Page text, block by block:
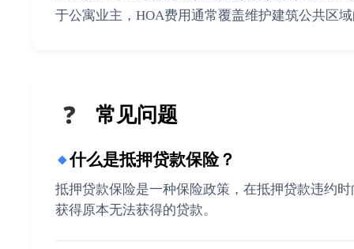
于公寓业主，HOA费用通常覆盖维护建筑公共区
❓ 常见问题
🔸什么是抵押贷款保险？
抵押贷款保险是一种保险政策，在抵押贷款违约
获得原本无法获得的贷款。